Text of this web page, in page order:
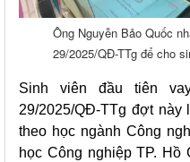
Ông Nguyễn Bảo Quốc
29/2025/QĐ-TTg để cho
Sinh viên đầu tiên
29/2025/QĐ-TTg đợt này
theo học ngành Công
học Công nghiệp TP.